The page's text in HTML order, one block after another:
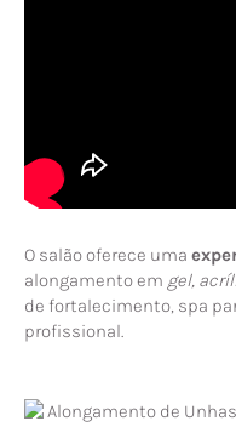
O salão oferece uma
alongamento em gel,
de fortalecimento, spa
profissional.